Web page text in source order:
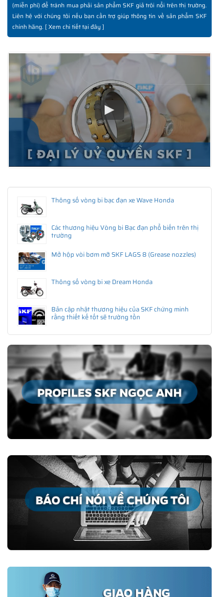
(miễn phí) để tránh mua phải sản phẩm SKF giả trôi nổi trên thị trường.
Liên hệ với chúng tôi nếu bạn cần trợ giúp thông tin về sản phẩm SKF
chính hãng. [Xem chi tiết tại đây]
Thông số vòng bi bạc đạn xe Wave Honda
Các thương hiệu Vòng bi Bạc đạn phổ biến trên thị
trường
Mở hộp vòi bơm mỡ SKF LAGS 8 (Grease nozzles)
Thông số vòng bi xe Dream Honda
Bản cập nhật thương hiệu của SKF chứng minh
rằng thiết kế tốt sẽ trường tồn